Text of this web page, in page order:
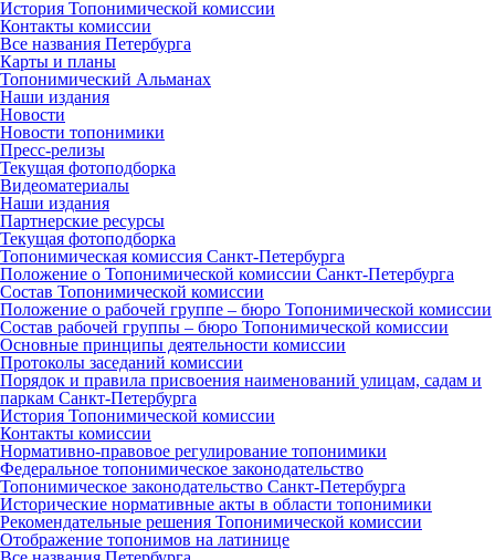
История Топонимической комиссии
Контакты комиссии
Все названия Петербурга
Карты и планы
Топонимический Альманах
Наши издания
Новости
Новости топонимики
Пресс‑релизы
Текущая фотоподборка
Видеоматериалы
Наши издания
Партнерские ресурсы
Текущая фотоподборка
Топонимическая комиссия Санкт‑Петербурга
Положение о Топонимической комиссии Санкт‑Петербурга
Состав Топонимической комиссии
Положение о рабочей группе – бюро Топонимической комиссии
Состав рабочей группы – бюро Топонимической комиссии
Основные принципы деятельности комиссии
Протоколы заседаний комиссии
Порядок и правила присвоения наименований улицам, садам и
паркам Санкт‑Петербурга
История Топонимической комиссии
Контакты комиссии
Нормативно‑правовое регулирование топонимики
Федеральное топонимическое законодательство
Топонимическое законодательство Санкт‑Петербурга
Исторические нормативные акты в области топонимики
Рекомендательные решения Топонимической комиссии
Отображение топонимов на латинице